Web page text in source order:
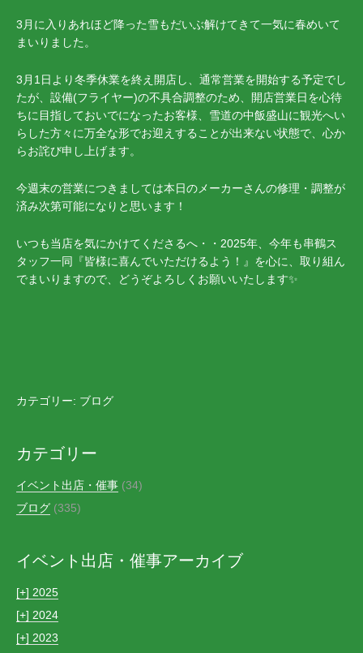
3月に入りあれほど降った雪もだいぶ解けてきて一気に春めいて
まいりました。
3月1日より冬季休業を終え開店し、通常営業を開始する予定でし
たが、設備(フライヤー)の不具合調整のため、開店営業日を心待
ちに目指しておいでになったお客様、雪道の中飯盛山に観光へい
らした方々に万全な形でお迎えすることが出来ない状態で、心か
らお詫び申し上げます。
今週末の営業につきましては本日のメーカーさんの修理・調整が
済み次第可能になりと思います！
いつも当店を気にかけてくださるへ・・2025年、今年も串鶴ス
タッフ一同『皆様に喜んでいただけるよう！』を心に、取り組ん
でまいりますので、どうぞよろしくお願いいたします✨
カテゴリー: ブログ
カテゴリー
イベント出店・催事 (34)
ブログ (335)
イベント出店・催事アーカイブ
[+] 2025
[+] 2024
[+] 2023